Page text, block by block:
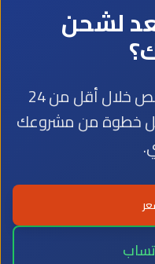
لشحن
احصل على عرض سعر مخصّص خلال أقل من 24
كل خطوة من مشروعك